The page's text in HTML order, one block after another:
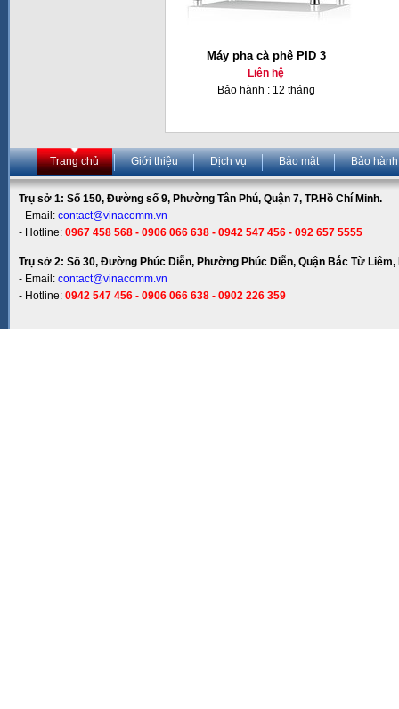
Máy pha cà phê PID 3
Liên hệ
Bảo hành : 12 tháng
Trang chủ Giới thiệu Dịch vụ Bảo mật Bảo hành
Trụ sở 1: Số 150, Đường số 9, Phường Tân Phú, Quận 7, TP.Hồ Chí Minh.
- Email: contact@vinacomm.vn
- Hotline: 0967 458 568 - 0906 066 638 - 0942 547 456 - 092 657 5555
Trụ sở 2: Số 30, Đường Phúc Diễn, Phường Phúc Diễn, Quận Bắc Từ Liêm,
- Email: contact@vinacomm.vn
- Hotline: 0942 547 456 - 0906 066 638 - 0902 226 359